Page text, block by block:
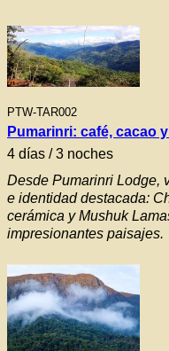
PTW-TAR002
Pumarinri: café, cacao
4 días / 3 noches
Desde Pumarinri Lodge,
e identidad destacada:
cerámica y Mushuk
impresionantes paisajes.